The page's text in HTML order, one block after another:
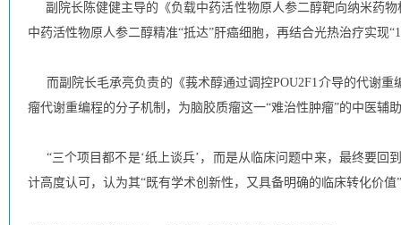
副院长陈健健主导的《负载中药活性物原人参二醇靶向纳米药
中药活性物原人参二醇精准“抵达”肝癌细胞，再结合光热治疗实现
而副院长毛承亮负责的《莪术醇通过调控POU2F1介导的代谢重
瘤代谢重编程的分子机制，为脑胶质瘤这一“难治性肿瘤”的中医辅
“三个项目都不是‘纸上谈兵’，而是从临床问题中来，最终要回
计高度认可，认为其“既有学术创新性，又具备明确的临床转化价值